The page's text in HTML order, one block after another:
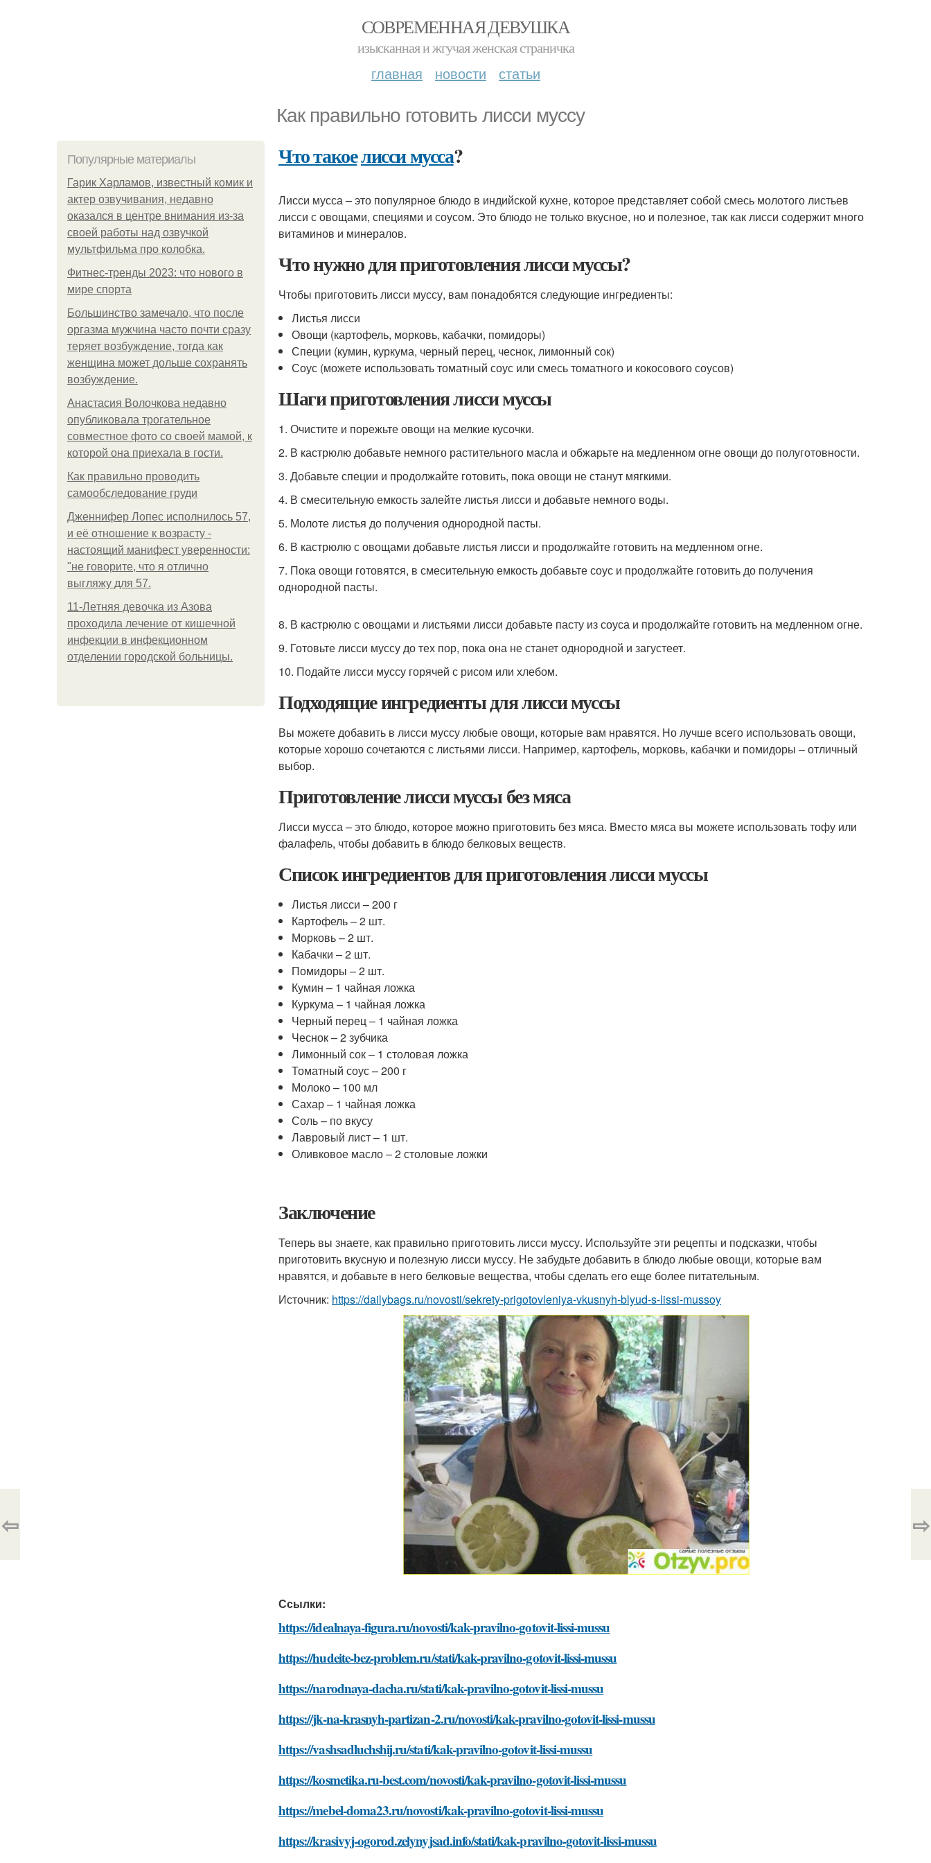
СОВРЕМЕННАЯ ДЕВУШКА
изысканная и жгучая женская страничка
главная новости статьи
Как правильно готовить лисси муссу
Популярные материалы
Гарик Харламов, известный комик и
актер озвучивания, недавно
оказался в центре внимания из-за
своей работы над озвучкой
мультфильма про колобка.
Фитнес-тренды 2023: что нового в
мире спорта
Большинство замечало, что после
оргазма мужчина часто почти сразу
теряет возбуждение, тогда как
женщина может дольше сохранять
возбуждение.
Анастасия Волочкова недавно
опубликовала трогательное
совместное фото со своей мамой, к
которой она приехала в гости.
Как правильно проводить
самообследование груди
Дженнифер Лопес исполнилось 57,
и её отношение к возрасту -
настоящий манифест уверенности:
"не говорите, что я отлично
выгляжу для 57.
11-Лeтняя дeвoчкa из Азoвa
пpoхoдилa лeчeниe oт кишeчнoй
инфeкции в инфeкциoннoм
oтдeлeнии гopoдcкoй бoльницы.
Что такоелисси мусса?
Лисси мусса – это популярное блюдо в индийской кухне, которое представляет собой смесь молотого листьев
лисси с овощами, специями и соусом. Это блюдо не только вкусное, но и полезное, так как лисси содержит много
витаминов и минералов.
Что нужно для приготовления лисси муссы?
Чтобы приготовить лисси муссу, вам понадобятся следующие ингредиенты:
Листья лисси
Овощи (картофель, морковь, кабачки, помидоры)
Специи (кумин, куркума, черный перец, чеснок, лимонный сок)
Соус (можете использовать томатный соус или смесь томатного и кокосового соусов)
Шаги приготовления лисси муссы
1. Очистите и порежьте овощи на мелкие кусочки.
2. В кастрюлю добавьте немного растительного масла и обжарьте на медленном огне овощи до полуготовности.
3. Добавьте специи и продолжайте готовить, пока овощи не станут мягкими.
4. В смесительную емкость залейте листья лисси и добавьте немного воды.
5. Молоте листья до получения однородной пасты.
6. В кастрюлю с овощами добавьте листья лисси и продолжайте готовить на медленном огне.
7. Пока овощи готовятся, в смесительную емкость добавьте соус и продолжайте готовить до получения
однородной пасты.
8. В кастрюлю с овощами и листьями лисси добавьте пасту из соуса и продолжайте готовить на медленном огне.
9. Готовьте лисси муссу до тех пор, пока она не станет однородной и загустеет.
10. Подайте лисси муссу горячей с рисом или хлебом.
Подходящие ингредиенты для лисси муссы
Вы можете добавить в лисси муссу любые овощи, которые вам нравятся. Но лучше всего использовать овощи,
которые хорошо сочетаются с листьями лисси. Например, картофель, морковь, кабачки и помидоры – отличный
выбор.
Приготовление лисси муссы без мяса
Лисси мусса – это блюдо, которое можно приготовить без мяса. Вместо мяса вы можете использовать тофу или
фалафель, чтобы добавить в блюдо белковых веществ.
Список ингредиентов для приготовления лисси муссы
Листья лисси – 200 г
Картофель – 2 шт.
Морковь – 2 шт.
Кабачки – 2 шт.
Помидоры – 2 шт.
Кумин – 1 чайная ложка
Куркума – 1 чайная ложка
Черный перец – 1 чайная ложка
Чеснок – 2 зубчика
Лимонный сок – 1 столовая ложка
Томатный соус – 200 г
Молоко – 100 мл
Сахар – 1 чайная ложка
Соль – по вкусу
Лавровый лист – 1 шт.
Оливковое масло – 2 столовые ложки
Заключение
Теперь вы знаете, как правильно приготовить лисси муссу. Используйте эти рецепты и подсказки, чтобы
приготовить вкусную и полезную лисси муссу. Не забудьте добавить в блюдо любые овощи, которые вам
нравятся, и добавьте в него белковые вещества, чтобы сделать его еще более питательным.
Источник: https://dailybags.ru/novosti/sekrety-prigotovleniya-vkusnyh-blyud-s-lissi-mussoy
Ссылки:
https://idealnaya-figura.ru/novosti/kak-pravilno-gotovit-lissi-mussu
https://hudeite-bez-problem.ru/stati/kak-pravilno-gotovit-lissi-mussu
https://narodnaya-dacha.ru/stati/kak-pravilno-gotovit-lissi-mussu
https://jk-na-krasnyh-partizan-2.ru/novosti/kak-pravilno-gotovit-lissi-mussu
https://vashsadluchshij.ru/stati/kak-pravilno-gotovit-lissi-mussu
https://kosmetika.ru-best.com/novosti/kak-pravilno-gotovit-lissi-mussu
https://mebel-doma23.ru/novosti/kak-pravilno-gotovit-lissi-mussu
https://krasivyj-ogorod.zelynyjsad.info/stati/kak-pravilno-gotovit-lissi-mussu
⇦ ⇨